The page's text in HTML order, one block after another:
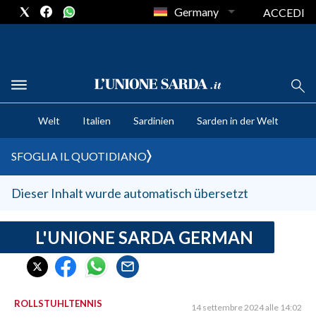
CRONACA SARDEGNA
CAGLIARI
SULCIS IGLESIENTE
MEDIO CAMPIDANO
SASSARI E PROVINCIA
GALLURA
NUORO E PROVINCIA
Germany ACCEDI
Welt Italien Sardinien Sarden in der Welt
SFOGLIA IL QUOTIDIANO
Dieser Inhalt wurde automatisch übersetzt
L'UNIONE SARDA GERMAN
ROLLSTUHLTENNIS 14 settembre 2024 alle 14:02